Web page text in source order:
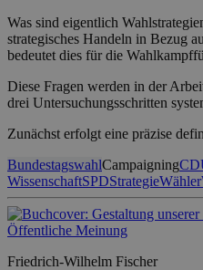
Was sind eigentlich
strategisches Handeln in Bezug
bedeutet dies für die
Diese Fragen werden in der
drei Untersuchungsschritten
Zunächst erfolgt eine präzise
BundestagswahlCampaigning
WissenschaftSPDStrategieWähler
Friedrich-Wilhelm Fischer